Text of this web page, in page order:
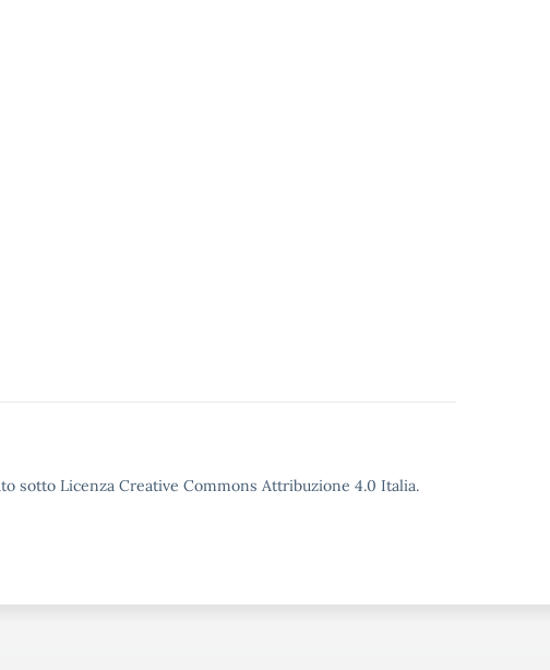
sotto Licenza Creative Commons Attribuzione 4.0 Italia.